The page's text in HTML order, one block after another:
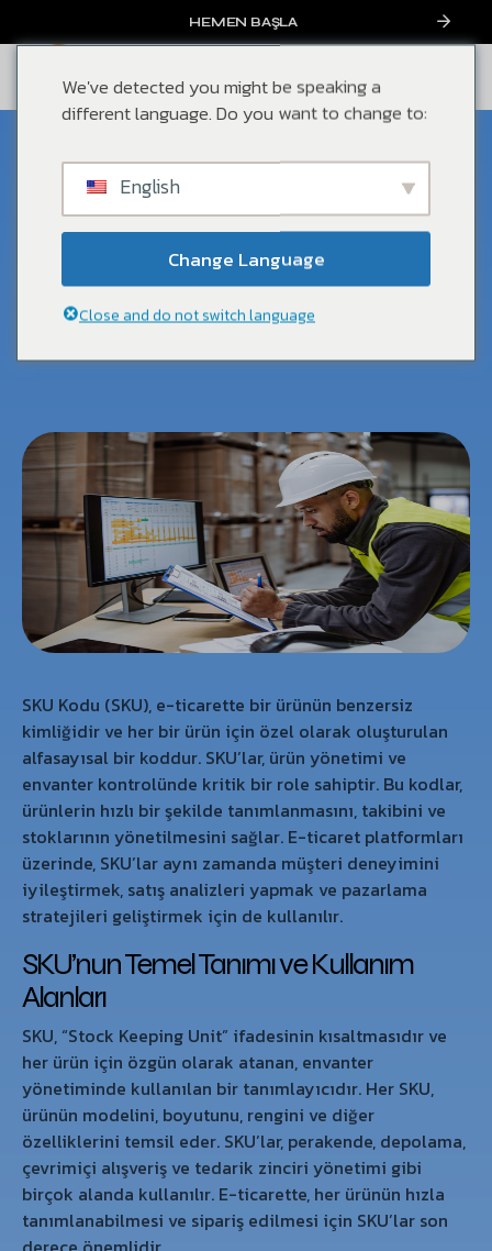
HEMEN BAŞLA
Mayıs, 2024
SKU Kodu Nedir? E-Ticaretteki
Rolü ve Önemi
SKU Kodu (SKU), e-ticarette bir ürünün benzersiz
kimliğidir ve her bir ürün için özel olarak oluşturulan
alfasayısal bir koddur. SKU’lar, ürün yönetimi ve
envanter kontrolünde kritik bir role sahiptir. Bu kodlar,
ürünlerin hızlı bir şekilde tanımlanmasını, takibini ve
stoklarının yönetilmesini sağlar. E-ticaret platformları
üzerinde, SKU’lar aynı zamanda müşteri deneyimini
iyileştirmek, satış analizleri yapmak ve pazarlama
stratejileri geliştirmek için de kullanılır.
SKU’nun Temel Tanımı ve Kullanım
Alanları
SKU, “Stock Keeping Unit” ifadesinin kısaltmasıdır ve
her ürün için özgün olarak atanan, envanter
yönetiminde kullanılan bir tanımlayıcıdır. Her SKU,
ürünün modelini, boyutunu, rengini ve diğer
özelliklerini temsil eder. SKU’lar, perakende, depolama,
çevrimiçi alışveriş ve tedarik zinciri yönetimi gibi
birçok alanda kullanılır. E-ticarette, her ürünün hızla
tanımlanabilmesi ve sipariş edilmesi için SKU’lar son
We've detected you might be speaking a
different language. Do you want to change to:
English
Change Language
Close and do not switch language